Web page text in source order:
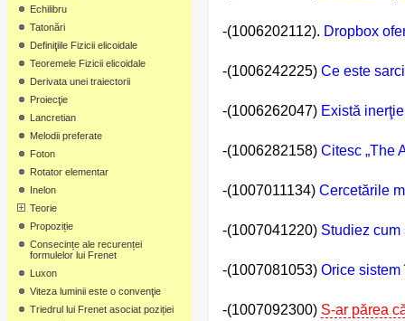
Echilibru
Tatonări
Definiţiile Fizicii elicoidale
Teoremele Fizicii elicoidale
Derivata unei traiectorii
Proiecţie
Lancretian
Melodii preferate
Foton
Rotator elementar
Inelon
Teorie
Propoziție
Consecințe ale recurenței
formulelor lui Frenet
Luxon
Viteza luminii este o convenţie
Triedrul lui Frenet asociat poziției
-(1006202112). Dropbox
-(1006242225) Ce este
-(1006262047) Există
-(1006282158) Citesc „The
-(1007011134) Cercetările
-(1007041220) Studiez cum
-(1007081053) Orice sistem
-(1007092300) S-ar părea